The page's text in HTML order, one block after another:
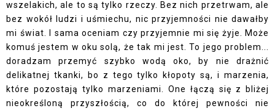
wszelakich, ale to są tylko rzeczy. Bez nich przetrwam, ale
bez wokół ludzi i uśmiechu, nic przyjemności nie dawałby
mi świat. I sama oceniam czy przyjemnie mi się żyje. Może
komuś jestem w oku solą, że tak mi jest. To jego problem...
doradzam przemyć szybko wodą oko, by nie drażnić
delikatnej tkanki, bo z tego tylko kłopoty są, i marzenia,
które pozostają tylko marzeniami. One łączą się z bliżej
nieokreśloną przyszłością, co do której pewności nie